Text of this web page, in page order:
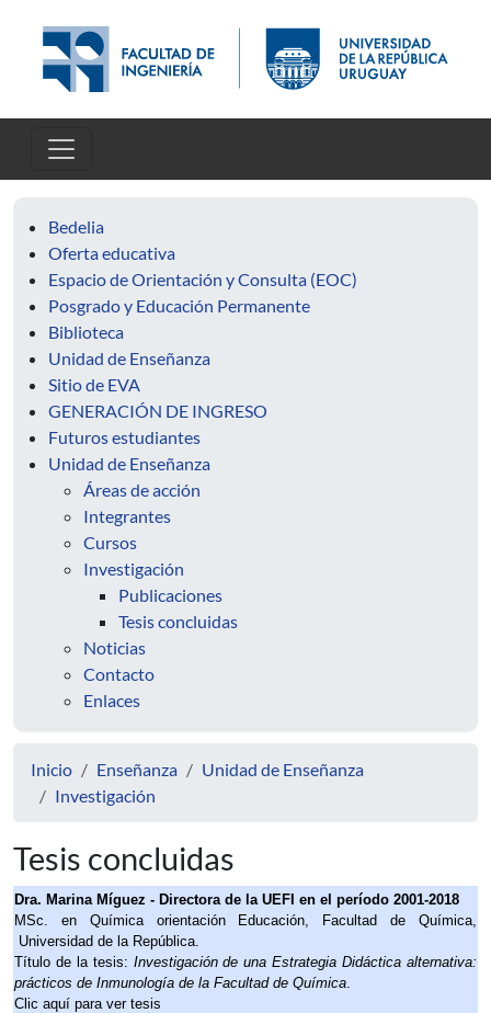
Bedelia
Oferta educativa
Espacio de Orientación y Consulta (EOC)
Posgrado y Educación Permanente
Biblioteca
Unidad de Enseñanza
Sitio de EVA
GENERACIÓN DE INGRESO
Futuros estudiantes
Unidad de Enseñanza
Áreas de acción
Integrantes
Cursos
Investigación
Publicaciones
Tesis concluidas
Noticias
Contacto
Enlaces
Inicio Enseñanza
Unidad de Enseñanza
Investigación
Tesis concluidas
Dra. Marina Míguez - Directora de la UEFI en el período 2001-2018
MSc. en Química orientación Educación, Facultad de Química,
Universidad de la República.
Título de la tesis: Investigación de una Estrategia Didáctica alternativa:
prácticos de Inmunología de la Facultad de Química.
Clic aquí para ver tesis